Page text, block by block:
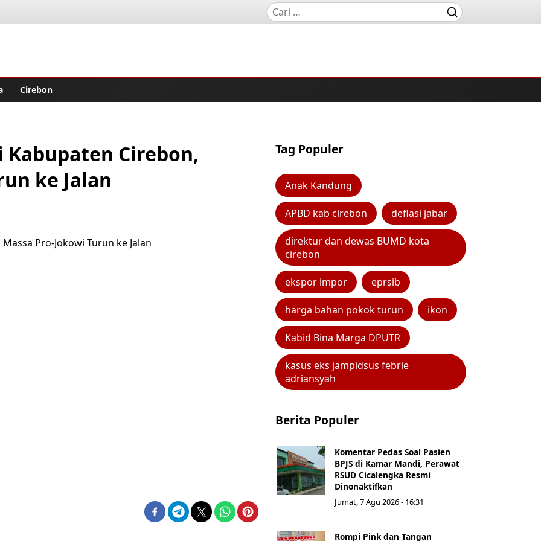
Cirebon
Cirebon,
ke Jalan
Tag Populer
Anak Kandung
APBD kab cirebon deflasi jabar
direktur dan dewas BUMD kota
cirebon
ekspor impor eprsib
harga bahan pokok turun ikon
Kabid Bina Marga DPUTR
kasus eks jampidsus febrie
adriansyah
Berita Populer
Komentar Pedas Soal Pasien
BPJS di Kamar Mandi, Perawat
RSUD Cicalengka Resmi
Dinonaktifkan
Jumat, 7 Agu 2026 - 16:31
Rompi Pink dan Tangan